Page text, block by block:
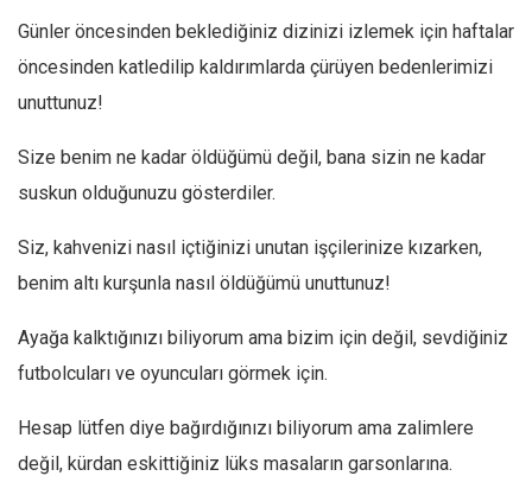
Facebook
Instagram
Editörden
Yazarlar
Mahmut Toptaş
Barış Tarımcıoğlu
Ömer Kayani
Yusuf Armağan
Hasanali Yıldırım
Günler öncesinden beklediğiniz dizinizi izlemek için haftalar
öncesinden katledilip kaldırımlarda çürüyen bedenlerimizi
unuttunuz!
Size benim ne kadar öldüğümü değil, bana sizin ne kadar
suskun olduğunuzu gösterdiler.
Siz, kahvenizi nasıl içtiğinizi unutan işçilerinize kızarken,
benim altı kurşunla nasıl öldüğümü unuttunuz!
Ayağa kalktığınızı biliyorum ama bizim için değil, sevdiğiniz
futbolcuları ve oyuncuları görmek için.
Hesap lütfen diye bağırdığınızı biliyorum ama zalimlere
değil, kürdan eskittiğiniz lüks masaların garsonlarına.